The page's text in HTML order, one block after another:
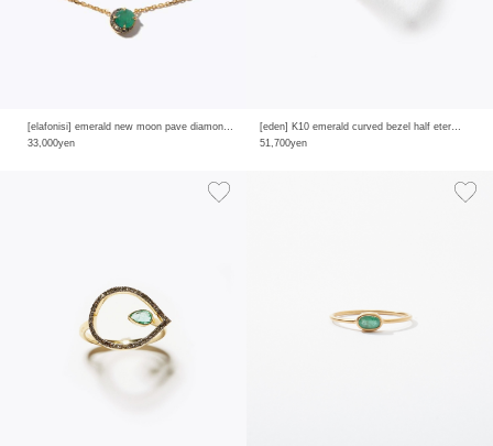
[elafonisi] emerald new moon pave diamond necklace
33,000yen
[eden] K10 emerald curved bezel half eternity ring
51,700yen